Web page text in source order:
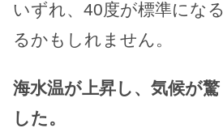
いずれ、40度が標準にな
るかもしれません。
海水温が上昇し、気候が
した。